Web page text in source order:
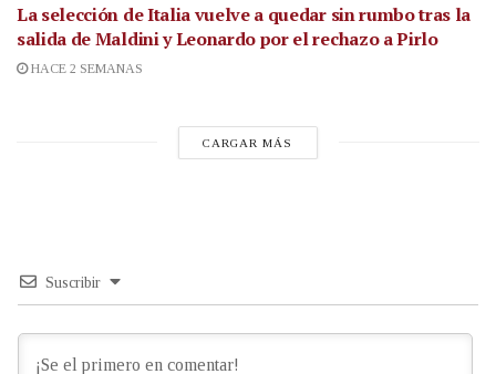
La selección de Italia vuelve a quedar sin rumbo tras la
salida de Maldini y Leonardo por el rechazo a Pirlo
HACE 2 SEMANAS
CARGAR MÁS
Suscribir